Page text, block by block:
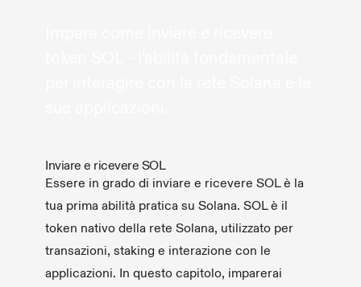
Inviare e ricevere SOL
Essere in grado di inviare e ricevere SOL è la
tua prima abilità pratica su Solana. SOL è il
token nativo della rete Solana, utilizzato per
transazioni, staking e interazione con le
applicazioni. In questo capitolo, imparerai